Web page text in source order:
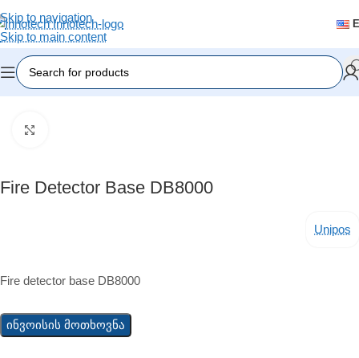
Skip to navigation
Skip to main content
Home/Fire Alarm/Fire Detectors
Fire Detector Base DB8000
Unipos
Fire detector base DB8000
ინვოისის მოთხოვნა